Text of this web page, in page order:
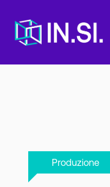
Produzione